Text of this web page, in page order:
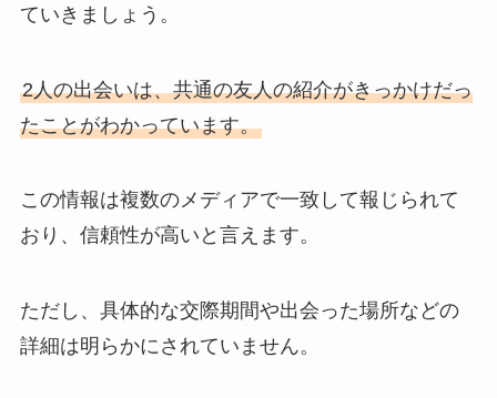
ていきましょう。
2人の出会いは、共通の友人の紹介がきっかけだっ
たことがわかっています。
この情報は複数のメディアで一致して報じられて
おり、信頼性が高いと言えます。
ただし、具体的な交際期間や出会った場所などの
詳細は明らかにされていません。